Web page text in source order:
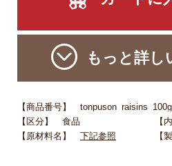
もっと詳し
【商品番号】 tonpuson_raisins_100g
【区分】 食品
【
【原材料名】 下記参照 【